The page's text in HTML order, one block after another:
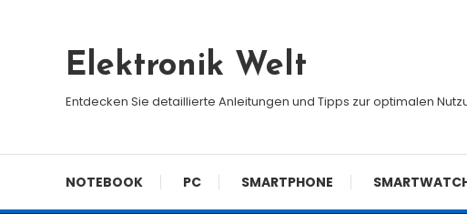
Elektronik Welt
Entdecken Sie detaillierte Anleitungen und Tipps zur optimalen
NOTEBOOK PC SMARTPHONE